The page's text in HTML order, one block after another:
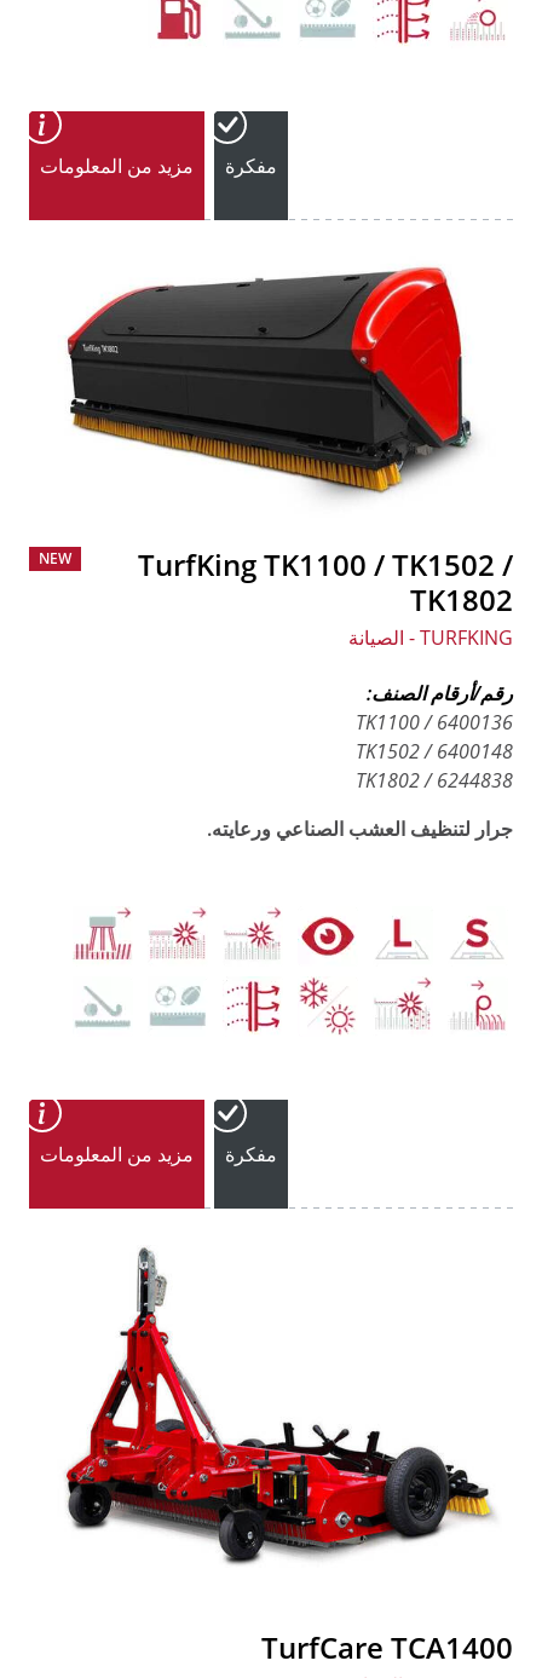
مفكرة مزيد من المعلومات
TurfKing TK1100 / TK1502 /
TK1802
NEW
TURFKING - الصيانة
رقم/أرقام الصنف:
6400136 / TK1100
6400148 / TK1502
6244838 / TK1802
جرار لتنظيف العشب الصناعي ورعايته.
مفكرة مزيد من المعلومات
TurfCare TCA1400